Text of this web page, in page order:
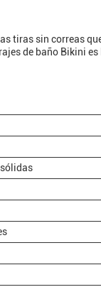
tiras sin correas
de baño Bikini es